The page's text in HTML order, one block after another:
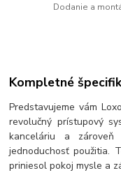
Dodanie a
Kompletné
Predstavujeme vám
revolučný prístupový
kanceláriu a
jednoduchosť použitia.
priniesol pokoj mysle a